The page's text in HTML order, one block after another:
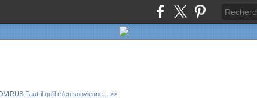
Faut-il qu'il m'en souvienne... >>